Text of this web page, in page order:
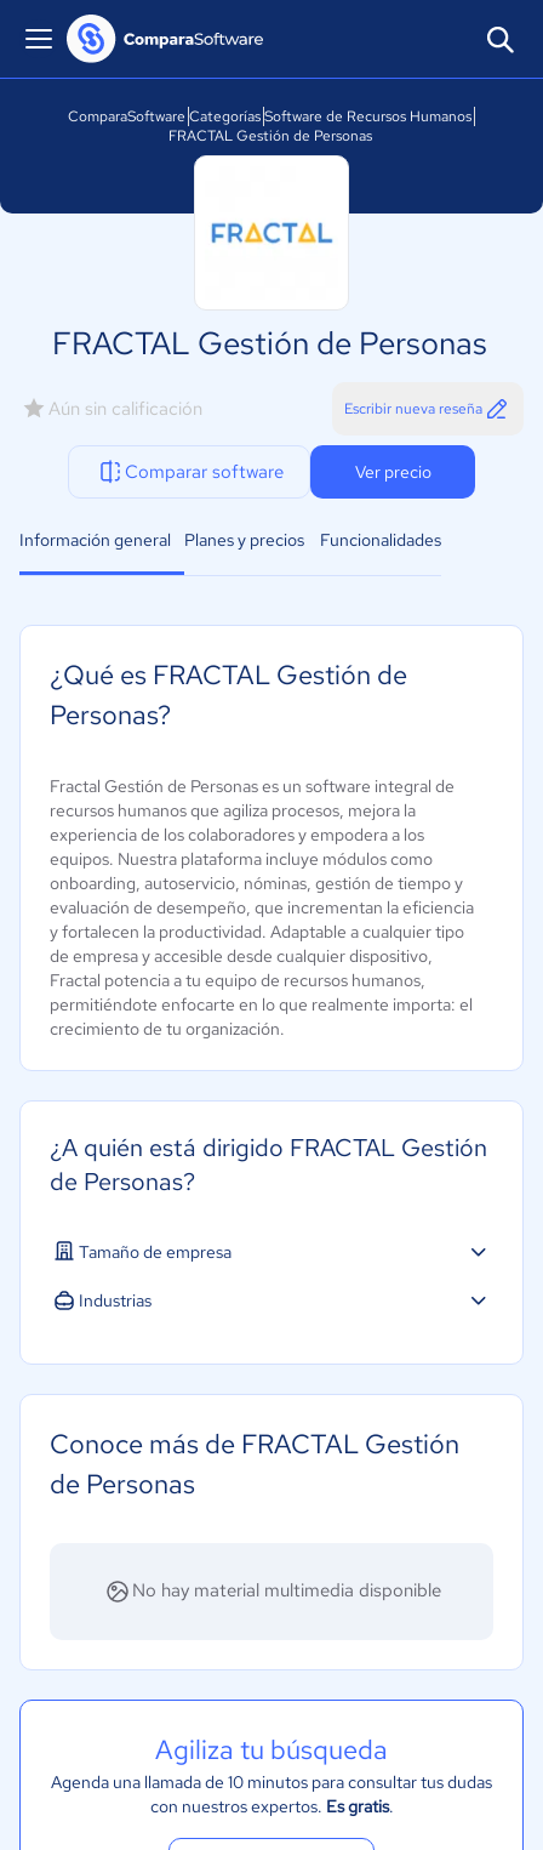
ComparaSoftware CategoríasSoftware de Recursos Humanos
FRACTAL Gestión de Personas
FRACTAL Gestión de Personas
Aún sin calificación Escribir nueva reseña
Comparar software Ver precio
Información general Planes y precios Funcionalidades
¿Qué es FRACTAL Gestión de
Personas?
Fractal Gestión de Personas es un software integral de
recursos humanos que agiliza procesos, mejora la
experiencia de los colaboradores y empodera a los
equipos. Nuestra plataforma incluye módulos como
onboarding, autoservicio, nóminas, gestión de tiempo y
evaluación de desempeño, que incrementan la eficiencia
y fortalecen la productividad. Adaptable a cualquier tipo
de empresa y accesible desde cualquier dispositivo,
Fractal potencia a tu equipo de recursos humanos,
permitiéndote enfocarte en lo que realmente importa: el
crecimiento de tu organización.
¿A quién está dirigido FRACTAL Gestión
de Personas?
Tamaño de empresa
Mediana: 50 a 249 trabajadores
Industrias
Hotelería / Viajes
Legales
Minorista
Software / TI
Telecomunicaciones
Financiera
Conoce más de FRACTAL Gestión
de Personas
No hay material multimedia disponible
Agiliza tu búsqueda
Agenda una llamada de 10 minutos para consultar tus dudas
con nuestros expertos. Es gratis.